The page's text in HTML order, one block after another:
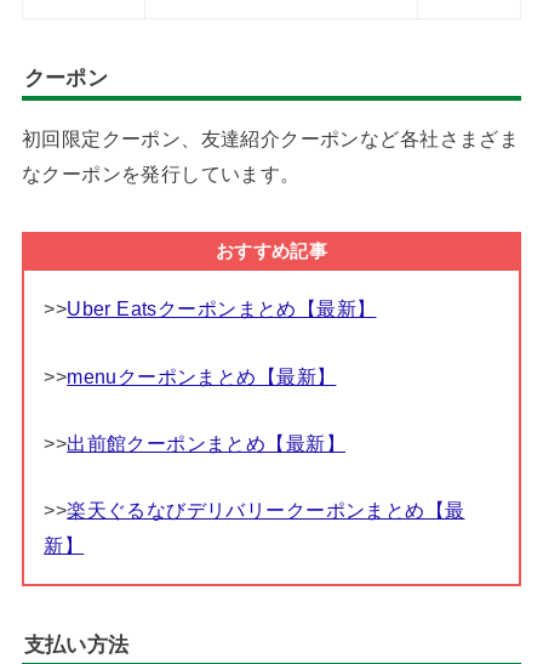
クーポン
初回限定クーポン、友達紹介クーポンなど各社さまざま
なクーポンを発行しています。
おすすめ記事
>>Uber Eatsクーポンまとめ【最新】
>>menuクーポンまとめ【最新】
>>出前館クーポンまとめ【最新】
>>楽天ぐるなびデリバリークーポンまとめ【最
新】
支払い方法